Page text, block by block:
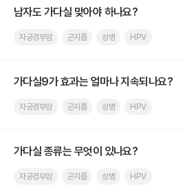
남자도 가다실 맞아야 하나요?
자궁경부암 곤지름 성병 HPV
가다실9가 효과는 얼마나 지속되나요?
자궁경부암 곤지름 성병 HPV
가다실 종류는 무엇이 있나요?
자궁경부암 곤지름 성병 HPV